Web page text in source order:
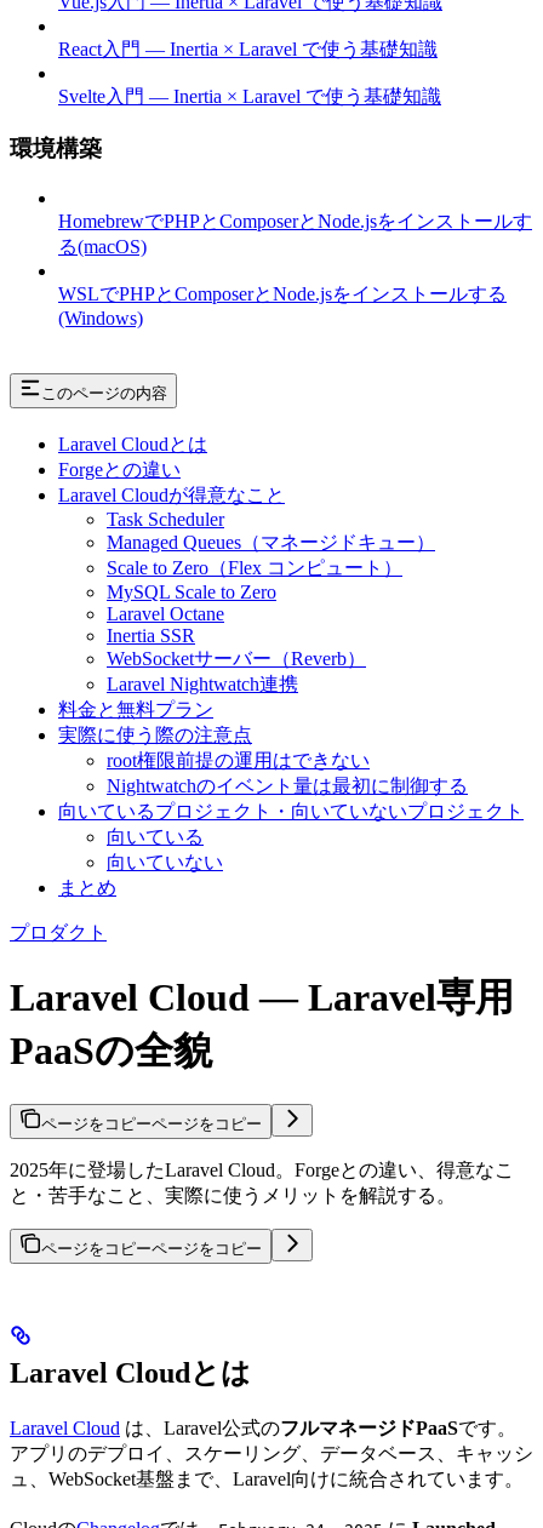
React入門 — Inertia × Laravel で使う基礎知識
Svelte入門 — Inertia × Laravel で使う基礎知識
環境構築
HomebrewでPHPとComposerとNode.jsをインストールす
る(macOS)
WSLでPHPとComposerとNode.jsをインストールする
(Windows)
このページの内容
Laravel Cloudとは
Forgeとの違い
Laravel Cloudが得意なこと
Task Scheduler
Managed Queues（マネージドキュー）
Scale to Zero（Flex コンピュート）
MySQL Scale to Zero
Laravel Octane
Inertia SSR
WebSocketサーバー（Reverb）
Laravel Nightwatch連携
料金と無料プラン
実際に使う際の注意点
root権限前提の運用はできない
Nightwatchのイベント量は最初に制御する
向いているプロジェクト・向いていないプロジェクト
向いている
向いていない
まとめ
プロダクト
Laravel Cloud — Laravel専用
PaaSの全貌
ページをコピーページをコピー
2025年に登場したLaravel Cloud。Forgeとの違い、得意なこ
と・苦手なこと、実際に使うメリットを解説する。
ページをコピーページをコピー
Laravel Cloudとは
Laravel Cloud は、Laravel公式のフルマネージドPaaSです。
アプリのデプロイ、スケーリング、データベース、キャッシ
ュ、WebSocket基盤まで、Laravel向けに統合されています。